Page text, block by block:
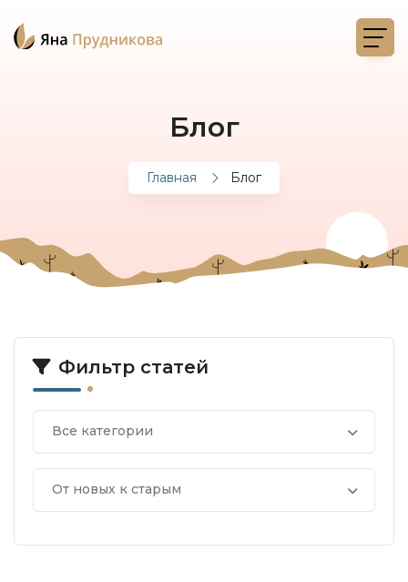
Блог
Главная Блог
Фильтр статей
Все категории
От новых к старым